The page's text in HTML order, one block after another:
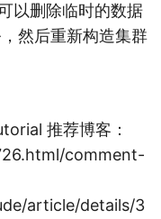
以删除临时的数据
然后重新构造集群
推荐博客：
comment-
article/details/3